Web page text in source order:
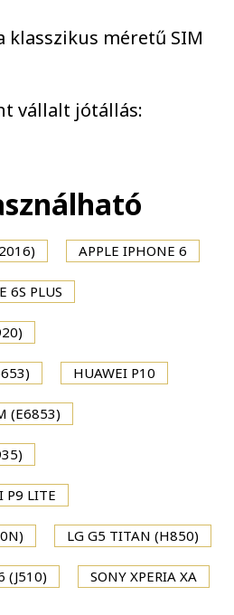
méretű SIM
vállalt jótállás:
APPLE IPHONE 6
6S PLUS
HUAWEI P10
(E6853)
P9 LITE
LG G5 TITAN (H850)
(J510) SONY XPERIA XA